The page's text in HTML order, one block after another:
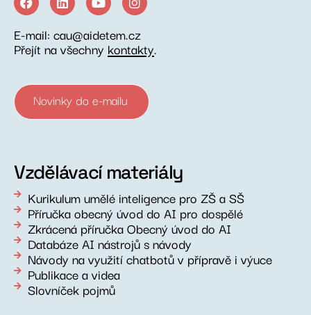
E-mail: cau@aidetem.cz
Přejít na všechny kontakty.
Novinky do e-mailu
Vzdělávací materiály
Kurikulum umělé inteligence pro ZŠ a SŠ
Příručka obecný úvod do AI pro dospělé
Zkrácená příručka Obecný úvod do AI
Databáze AI nástrojů s návody
Návody na využití chatbotů v přípravě i výuce
Publikace a videa
Slovníček pojmů